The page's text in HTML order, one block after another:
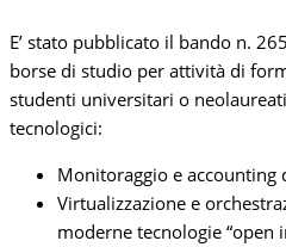
E’ stato pubblicato il bando n.
borse di studio per attività di
studenti universitari o
tecnologici:
Monitoraggio e
Virtualizzazione e
moderne tecnologie “open